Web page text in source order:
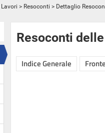
Lavori > Resoconti > Dettaglio
Resoconti
Indice Generale